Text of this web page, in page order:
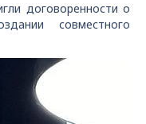
договоренности о
совместного